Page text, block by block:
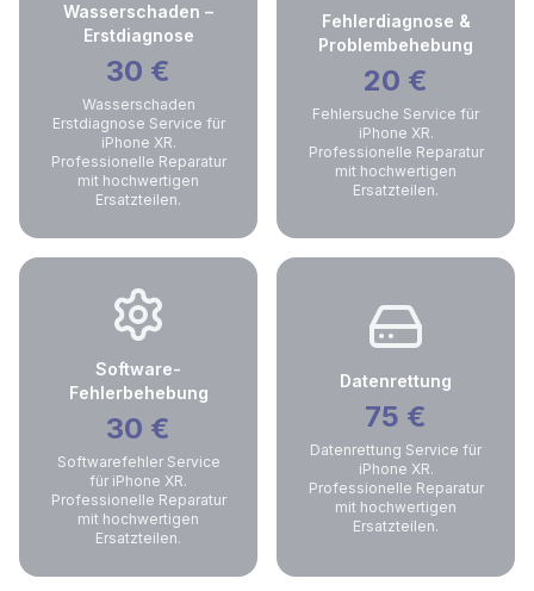
Wasserschaden –
Erstdiagnose
30 €
Wasserschaden
Erstdiagnose Service für
iPhone XR.
Professionelle Reparatur
mit hochwertigen
Ersatzteilen.
Fehlerdiagnose &
Problembehebung
20 €
Fehlersuche Service für
iPhone XR.
Professionelle Reparatur
mit hochwertigen
Ersatzteilen.
Software-
Fehlerbehebung
30 €
Softwarefehler Service
für iPhone XR.
Professionelle Reparatur
mit hochwertigen
Ersatzteilen.
Datenrettung
75 €
Datenrettung Service für
iPhone XR.
Professionelle Reparatur
mit hochwertigen
Ersatzteilen.